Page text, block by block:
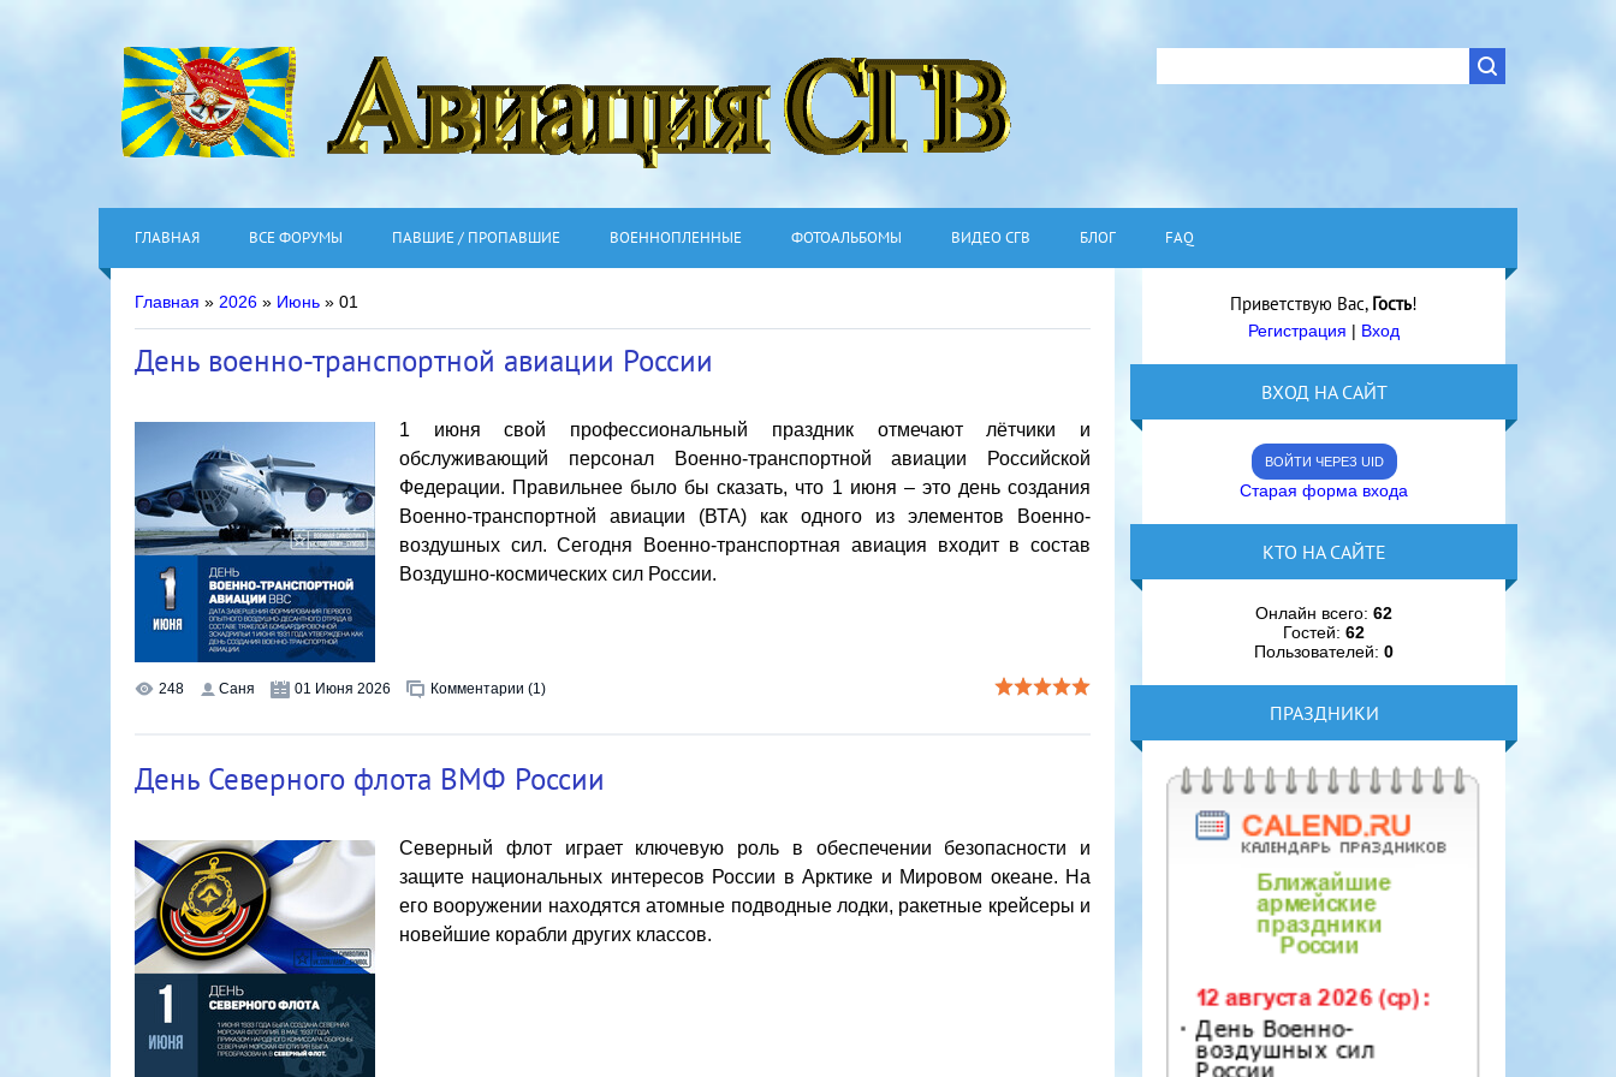
ГЛАВНАЯ ВСЕ ФОРУМЫ ПАВШИЕ / ПРОПАВШИЕ ВОЕННОПЛЕННЫЕ ФОТОАЛЬБОМЫ ВИДЕО СГВ БЛОГ FAQ
Главная » 2026 » Июнь » 01
День военно-транспортной авиации России
1 июня свой профессиональный праздник отмечают лётчики и
обслуживающий персонал Военно-транспортной авиации Российской
Федерации. Правильнее было бы сказать, что 1 июня – это день создания
Военно-транспортной авиации (ВТА) как одного из элементов Военно-
воздушных сил. Сегодня Военно-транспортная авиация входит в состав
Воздушно-космических сил России.
248 Саня 01 Июня 2026 Комментарии (1)
День Северного флота ВМФ России
Северный флот играет ключевую роль в обеспечении безопасности и
защите национальных интересов России в Арктике и Мировом океане. На
его вооружении находятся атомные подводные лодки, ракетные крейсеры и
новейшие корабли других классов.
Приветствую Вас, Гость!
Регистрация | Вход
ВХОД НА САЙТ
ВОЙТИ ЧЕРЕЗ UID
Старая форма входа
КТО НА САЙТЕ
Онлайн всего:62
Гостей:62
Пользователей:0
ПРАЗДНИКИ